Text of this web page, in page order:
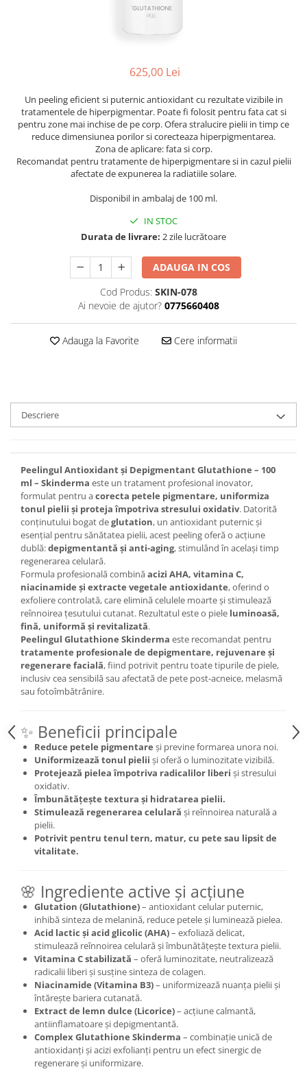
625,00 Lei
Un peeling eficient si puternic antioxidant cu rezultate vizibile in
tratamentele de hiperpigmentar. Poate fi folosit pentru fata cat si
pentru zone mai inchise de pe corp. Ofera stralucire pielii in timp ce
reduce dimensiunea porilor si corecteaza hiperpigmentarea.
Zona de aplicare: fata si corp.
Recomandat pentru tratamente de hiperpigmentare si in cazul pielii
afectate de expunerea la radiatiile solare.
Disponibil in ambalaj de 100 ml.
IN STOC
Durata de livrare: 2 zile lucrătoare
ADAUGA IN COS
Cod Produs: SKIN-078
Ai nevoie de ajutor? 0775660408
Adauga la Favorite Cere informatii
Descriere
Peelingul Antioxidant și Depigmentant Glutathione – 100
ml – Skinderma este un tratament profesional inovator,
formulat pentru acorecta petele pigmentare, uniformiza
tonul pielii și proteja împotriva stresului oxidativ. Datorită
conținutului bogat deglutation, un antioxidant puternic și
esențial pentru sănătatea pielii, acest peeling oferă o acțiune
dublă:depigmentantă și anti-aging, stimulând în același timp
regenerarea celulară.
Formula profesională combinăacizi AHA, vitamina C,
niacinamide și extracte vegetale antioxidante, oferind o
exfoliere controlată, care elimină celulele moarte și stimulează
reînnoirea țesutului cutanat. Rezultatul este o piele luminoasă,
fină, uniformă și revitalizată.
Peelingul Glutathione Skinderma este recomandat pentru
tratamente profesionale de depigmentare, rejuvenare și
regenerare facială, fiind potrivit pentru toate tipurile de piele,
inclusiv cea sensibilă sau afectată de pete post-acneice, melasmă
sau fotoîmbătrânire.
✨ Beneficii principale
Reduce petele pigmentare și previne formarea unora noi.
Uniformizează tonul pielii și oferă o luminozitate vizibilă.
Protejează pielea împotriva radicalilor liberi și stresului
oxidativ.
Îmbunătățește textura și hidratarea pielii.
Stimulează regenerarea celulară și reînnoirea naturală a
pielii.
Potrivit pentru tenul tern, matur, cu pete sau lipsit de
vitalitate.
🌸 Ingrediente active și acțiune
Glutation (Glutathione)– antioxidant celular puternic,
inhibă sinteza de melanină, reduce petele și luminează pielea.
Acid lactic și acid glicolic (AHA)– exfoliază delicat,
stimulează reînnoirea celulară și îmbunătățește textura pielii.
Vitamina C stabilizată – oferă luminozitate, neutralizează
radicalii liberi și susține sinteza de colagen.
Niacinamide (Vitamina B3)– uniformizează nuanța pielii și
întărește bariera cutanată.
Extract de lemn dulce (Licorice)– acțiune calmantă,
antiinflamatoare și depigmentantă.
Complex Glutathione Skinderma – combinație unică de
antioxidanți și acizi exfolianți pentru un efect sinergic de
regenerare și uniformizare.